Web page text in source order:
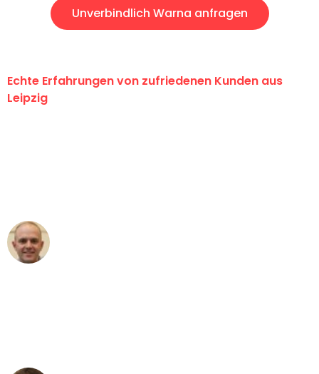
Unverbindlich Warna anfragen
Echte Erfahrungen von zufriedenen Kunden aus
Leipzig